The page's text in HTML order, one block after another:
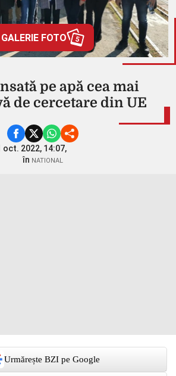
GALERIE FOTO 5
pe apă cea mai
de cercetare din UE
oct. 2022, 14:07,
în NATIONAL
Urmărește BZI pe Google